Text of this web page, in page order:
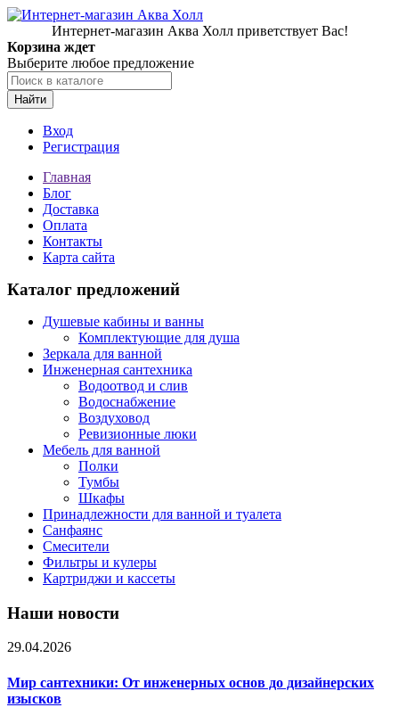
Интернет-магазин Аква Холл приветствует Вас!
Корзина ждет
Выберите любое предложение
Найти
Вход
Регистрация
Главная
Блог
Доставка
Оплата
Контакты
Карта сайта
Каталог предложений
Душевые кабины и ванны
Комплектующие для душа
Зеркала для ванной
Инженерная сантехника
Водоотвод и слив
Водоснабжение
Воздуховод
Ревизионные люки
Мебель для ванной
Полки
Тумбы
Шкафы
Принадлежности для ванной и туалета
Санфаянс
Смесители
Фильтры и кулеры
Картриджи и кассеты
Наши новости
29.04.2026
Мир сантехники: От инженерных основ до дизайнерских
изысков